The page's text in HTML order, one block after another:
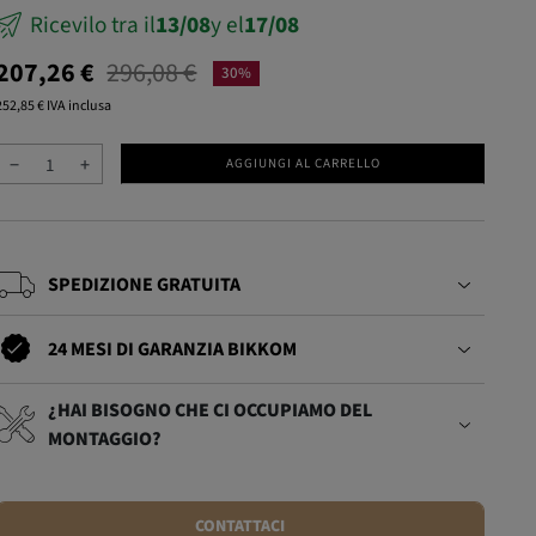
Ricevilo tra il13/08y el17/08
30%
€ 296,08 €
€ IVA inclusa
− + AGGIUNGI AL CARRELLO
SPEDIZIONE GRATUITA
24 MESI DI GARANZIA BIKKOM
¿HAI BISOGNO CHE CI OCCUPIAMO DEL
MONTAGGIO?
CONTATTACI